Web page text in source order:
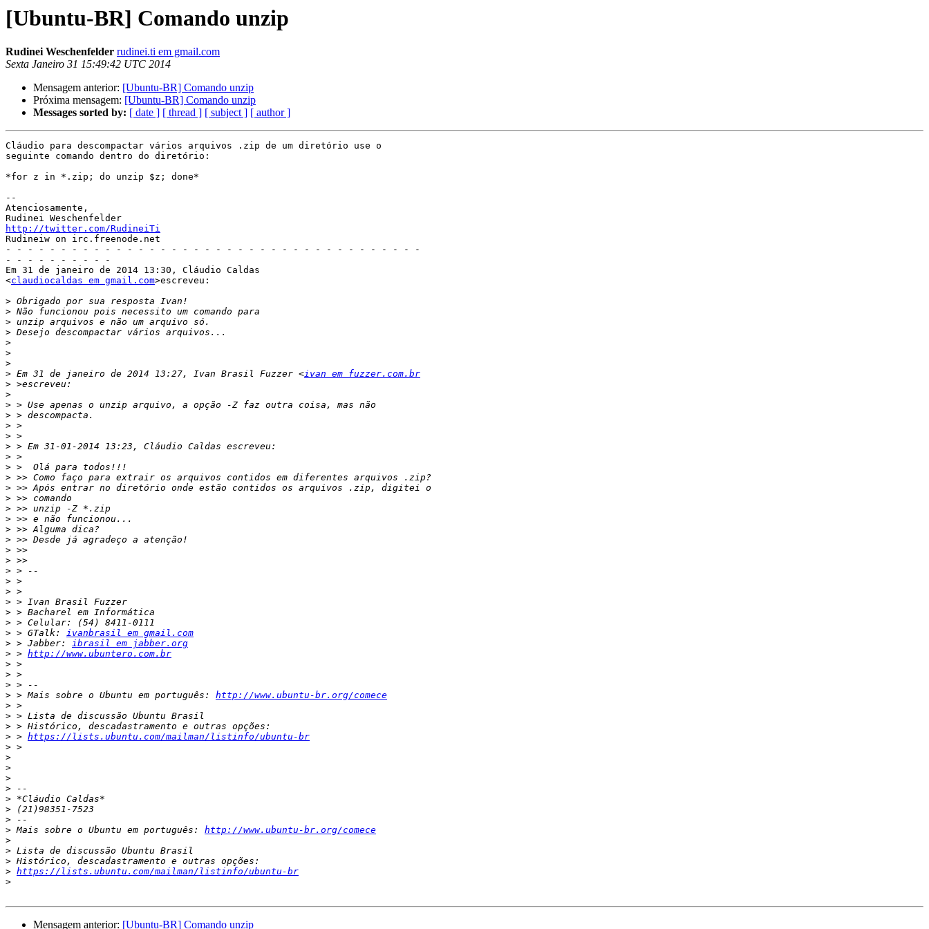
[Ubuntu-BR] Comando unzip
Rudinei Weschenfelder rudinei.ti em gmail.com
Sexta Janeiro 31 15:49:42 UTC 2014
Mensagem anterior: [Ubuntu-BR] Comando unzip
Próxima mensagem: [Ubuntu-BR] Comando unzip
Messages sorted by: [ date ] [ thread ] [ subject ] [ author ]
Cláudio para descompactar vários arquivos .zip de um diretório use o
seguinte comando dentro do diretório:
*for z in *.zip; do unzip $z; done*
--
Atenciosamente,
http://twitter.com/RudineiTi
Rudineiw on irc.freenode.net
- - - - - - - - - - - - - - - - - - - - - - - - - - - - - - - - - - - - - -
- - - - - - - - - -
Em 31 de janeiro de 2014 13:30, Cláudio Caldas
<claudiocaldas em gmail.com>escreveu:
>
>
>
>
>
>
>
> Em 31 de janeiro de 2014 13:27, Ivan Brasil Fuzzer <ivan em fuzzer.com.br
>
>
>
>
>
>
>
>
>
>
>
>
>
>
>
>
>
>
>
>
>
>
>
>
> > GTalk: ivanbrasil em gmail.com
> > Jabber: ibrasil em jabber.org
> > http://www.ubuntero.com.br
>
>
>
> > Mais sobre o Ubuntu em português: http://www.ubuntu-br.org/comece
>
>
>
> > https://lists.ubuntu.com/mailman/listinfo/ubuntu-br
>
>
>
>
>
>
>
>
> Mais sobre o Ubuntu em português: http://www.ubuntu-br.org/comece
>
>
>
> https://lists.ubuntu.com/mailman/listinfo/ubuntu-br
>
Mensagem anterior: [Ubuntu-BR] Comando unzip